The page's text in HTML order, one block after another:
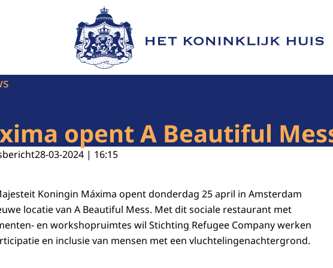
Naar de homepage van Het Koninklijk Huis
opent A Beautiful
28-03-2024 | 16:15
Koningin Máxima opent donderdag 25 april in Amsterdam
locatie van A Beautiful Mess. Met dit sociale restaurant met
en workshopruimtes wil Stichting Refugee Company werken
en inclusie van mensen met een vluchtelingenachtergrond.